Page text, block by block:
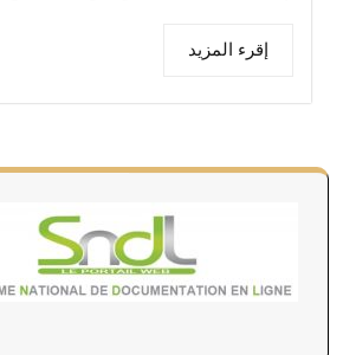
إقرء المزيد